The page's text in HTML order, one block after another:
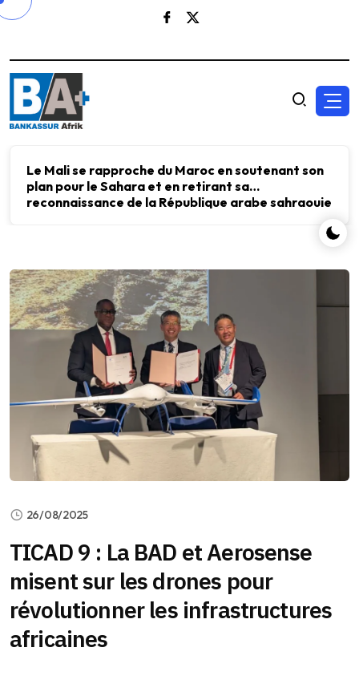
Le Mali se rapproche du Maroc en soutenant son
plan pour le Sahara et en retirant sa
reconnaissance de la République arabe sahraouie
26/08/2025
TICAD 9 : La BAD et Aerosense
misent sur les drones pour
révolutionner les infrastructures
africaines